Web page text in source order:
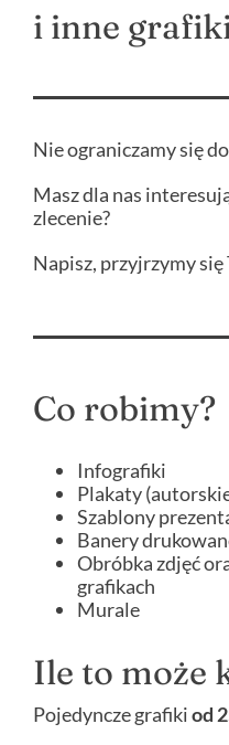
i inne
Nie ograniczamy się
Masz dla nas
zlecenie?
Napisz, przyjrzymy
Co robimy?
Infografiki
Plakaty
Szablony
Banery
Obróbka zdjęć
grafikach
Murale
Ile to może
Pojedyncze grafikiod